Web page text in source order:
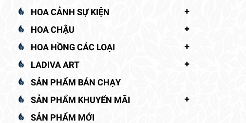
HOA CẢNH SỰ KIỆN
HOA CHẬU
HOA HỒNG CÁC LOẠI
LADIVA ART
SẢN PHẨM BÁN CHẠY
SẢN PHẨM KHUYẾN MÃI
SẢN PHẨM MỚI